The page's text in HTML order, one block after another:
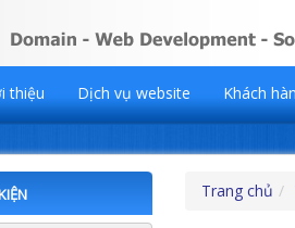
thiệu Dịch vụ website Khách
Trang chủ